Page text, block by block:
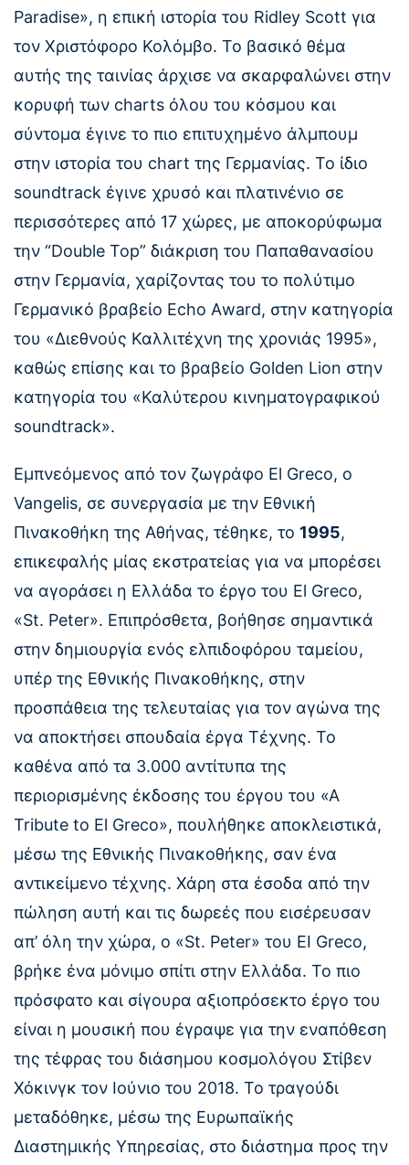
Ρaradise», η επική ιστορία του Ridley Scott για
τον Χριστόφορο Κολόμβο. Το βασικό θέμα
αυτής της ταινίας άρχισε να σκαρφαλώνει στην
κορυφή των charts όλου του κόσμου και
σύντομα έγινε το πιο επιτυχημένο άλμπουμ
στην ιστορία του chart της Γερμανίας. Το ίδιο
soundtrack έγινε χρυσό και πλατινένιο σε
περισσότερες από 17 χώρες, με αποκορύφωμα
την “Double Τοp” διάκριση του Παπαθανασίου
στην Γερμανία, χαρίζοντας του το πολύτιμο
Γερμανικό βραβείο Εcho Αward, στην κατηγορία
του «Διεθνούς Καλλιτέχνη της χρονιάς 1995»,
καθώς επίσης και το βραβείο Golden Lion στην
κατηγορία του «Καλύτερου κινηματογραφικού
soundtrack».
Εμπνεόμενος από τον ζωγράφο Εl Greco, ο
Vangelis, σε συνεργασία με την Εθνική
Πινακοθήκη της Αθήνας, τέθηκε, το 1995,
επικεφαλής μίας εκστρατείας για να μπορέσει
να αγοράσει η Ελλάδα το έργο του Εl Greco,
«St. Ρeter». Επιπρόσθετα, βοήθησε σημαντικά
στην δημιουργία ενός ελπιδοφόρου ταμείου,
υπέρ της Εθνικής Πινακοθήκης, στην
προσπάθεια της τελευταίας για τον αγώνα της
να αποκτήσει σπουδαία έργα Τέχνης. Το
καθένα από τα 3.000 αντίτυπα της
περιορισμένης έκδοσης του έργου του «Α
Tribute tο Εl Greco», πουλήθηκε αποκλειστικά,
μέσω της Εθνικής Πινακοθήκης, σαν ένα
αντικείμενο τέχνης. Χάρη στα έσοδα από την
πώληση αυτή και τις δωρεές που εισέρευσαν
απ’ όλη την χώρα, ο «St. Ρeter» του ΕΙ Greco,
βρήκε ένα μόνιμο σπίτι στην Ελλάδα. Το πιο
πρόσφατο και σίγουρα αξιοπρόσεκτο έργο του
είναι η μουσική που έγραψε για την εναπόθεση
της τέφρας του διάσημου κοσμολόγου Στίβεν
Χόκινγκ τον Ιούνιο του 2018. Το τραγούδι
μεταδόθηκε, μέσω της Ευρωπαϊκής
Διαστημικής Υπηρεσίας, στο διάστημα προς την